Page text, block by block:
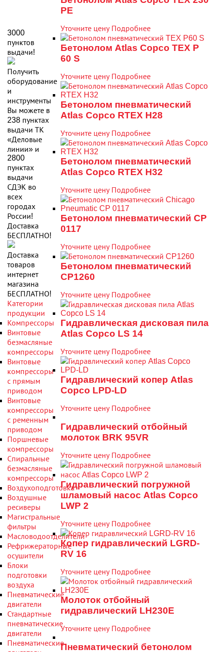
3000
пунктов
выдачи!
Получить
оборудование
и
инструменты
Вы можете в
238 пунктах
выдачи ТК
«Деловые
линии» и
2800
пунктах
выдачи
СДЭК во
всех
городах
России!
Доставка
БЕСПЛАТНО!
Доставка
товаров
интернет
магазина
БЕСПЛАТНО!
Категории
продукции
Компрессоры
Винтовые
безмасляные
компрессоры
Винтовые
компрессоры
с прямым
приводом
Винтовые
компрессоры
с ременным
приводом
Поршневые
компрессоры
Спиральные
безмасляные
компрессоры
Воздухоподготовка
Воздушные
ресиверы
Магистральные
фильтры
Масловодоотделители
Рефрижераторные
осушители
Блоки
подготовки
воздуха
Пневматические
двигатели
Стандартные
пневматические
двигатели
Пневматические
PE
Уточните цену Подробнее
Бетонолом Atlas Copco TEX P
60 S
Уточните цену Подробнее
Бетонолом пневматический
Atlas Copco RTEX H28
Уточните цену Подробнее
Бетонолом пневматический
Atlas Copco RTEX H32
Уточните цену Подробнее
Бетонолом пневматический CP
0117
Уточните цену Подробнее
Бетонолом пневматический
CP1260
Уточните цену Подробнее
Гидравлическая дисковая пила
Atlas Copco LS 14
Уточните цену Подробнее
Гидравлический копер Atlas
Copco LPD-LD
Уточните цену Подробнее
Гидравлический отбойный
молоток BRK 95VR
Уточните цену Подробнее
Гидравлический погружной
шламовый насос Atlas Copco
LWP 2
Уточните цену Подробнее
Копер гидравлический LGRD-
RV 16
Уточните цену Подробнее
Молоток отбойный
гидравлический LH230E
Уточните цену Подробнее
Пневматический бетонолом